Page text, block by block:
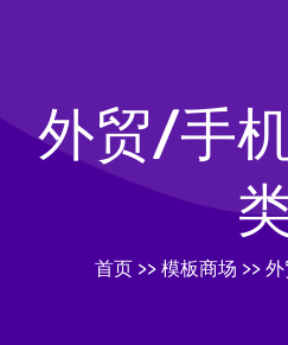
外贸/手
首页 >> 模板商场 >>